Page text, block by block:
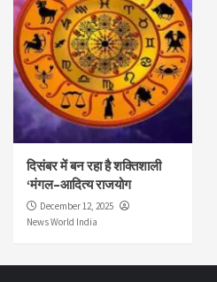
दिसंबर में बन रहा है शक्तिशाली
‘मंगल–आदित्य राजयोग
December 12, 2025
News World India